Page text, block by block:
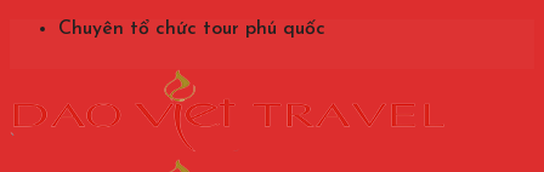
Skip
Chuyên tổ chức tour phú quốc